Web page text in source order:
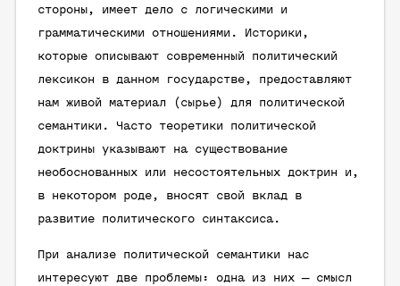
стороны, имеет дело с логическими и
грамматическими отношениями. Историки,
которые описывают современный политический
лексикон в данном государстве, предоставляют
нам живой материал (сырье) для политической
семантики. Часто теоретики политической
доктрины указывают на существование
необоснованных или несостоятельных доктрин и,
в некотором роде, вносят свой вклад в
развитие политического синтаксиса.
При анализе политической семантики нас
интересуют две проблемы: одна из них — смысл